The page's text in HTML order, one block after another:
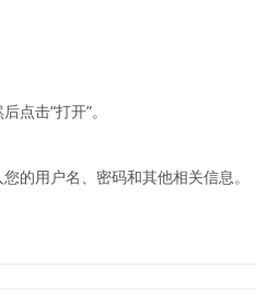
点击“打开”。
的用户名、密码和其他相关信息。